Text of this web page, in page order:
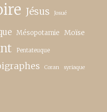
Jésus Josué
Mésopotamie Moïse
Pentateuque
Coran syriaque